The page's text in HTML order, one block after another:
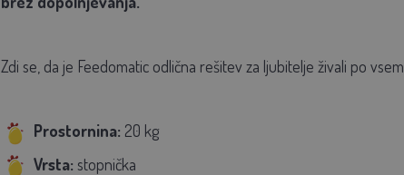
Zdi se, da je Feedomatic odlična rešitev za ljubitelje živali po
Prostornina: 20 kg
Vrsta: stopnička